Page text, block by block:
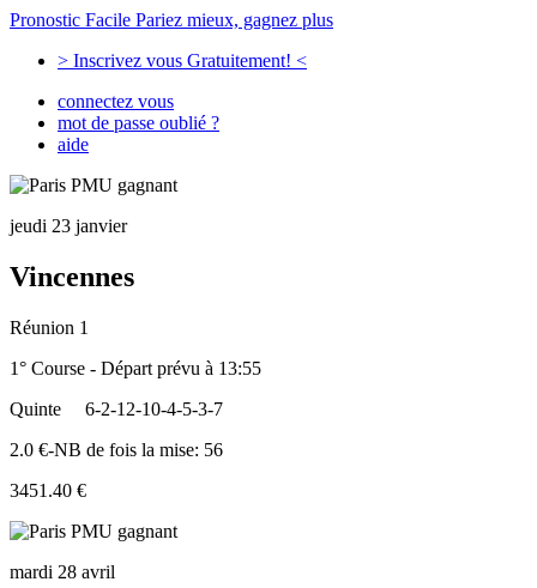
Pronostic Facile Pariez mieux, gagnez plus
> Inscrivez vous Gratuitement! <
connectez vous
mot de passe oublié ?
aide
jeudi 23 janvier
Vincennes
Réunion 1
1° Course - Départ prévu à 13:55
Quinte
6-2-12-10-4-5-3-7
2.0 €-NB de fois la mise: 56
3451.40 €
mardi 28 avril